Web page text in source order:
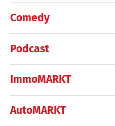
Comedy
Podcast
ImmoMARKT
AutoMARKT